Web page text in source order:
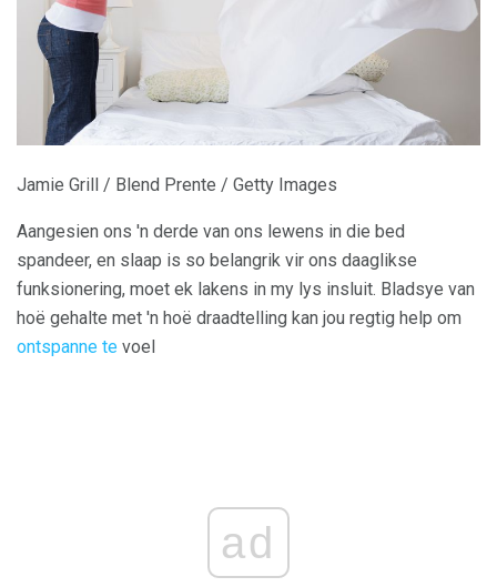
Jamie Grill / Blend Prente / Getty Images
Aangesien ons 'n derde van ons lewens in die bed
spandeer, en slaap is so belangrik vir ons daaglikse
funksionering, moet ek lakens in my lys insluit. Bladsye van
hoë gehalte met 'n hoë draadtelling kan jou regtig help om
ontspanne te voel
ad